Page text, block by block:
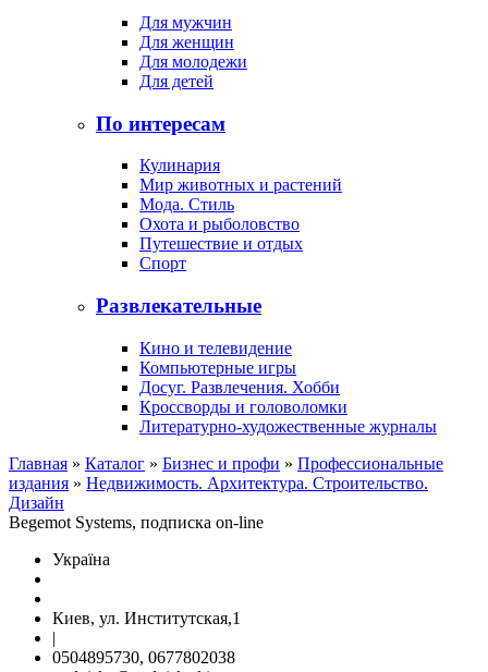
Для мужчин
Для женщин
Для молодежи
Для детей
По интересам
Кулинария
Мир животных и растений
Мода. Стиль
Охота и рыболовство
Путешествие и отдых
Спорт
Развлекательные
Кино и телевидение
Компьютерные игры
Досуг. Развлечения. Хобби
Кроссворды и головоломки
Литературно-художественные журналы
Главная » Каталог » Бизнес и профи » Профессиональные
издания » Недвижимость. Архитектура. Строительство.
Дизайн
Begemot Systems, подписка on-line
Україна
Киев, ул. Институтская,1
|
0504895730, 0677802038